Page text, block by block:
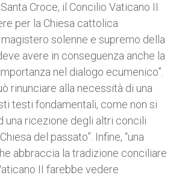
Croce, il Concilio Vaticano II
per la Chiesa cattolica
solenne e supremo della
avere in conseguenza anche la
nel dialogo ecumenico”.
rinunciare alla necessità di una
testi fondamentali, come non si
una ricezione degli altri concili
del passato”. Infine, “una
abbraccia la tradizione conciliare
II farebbe vedere